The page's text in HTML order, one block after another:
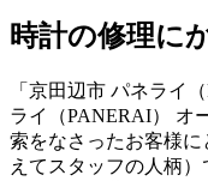
時計の修理に
「京田辺市 パネライ
ライ（PANERAI） オ
索をなさったお客様
えてスタッフの人柄